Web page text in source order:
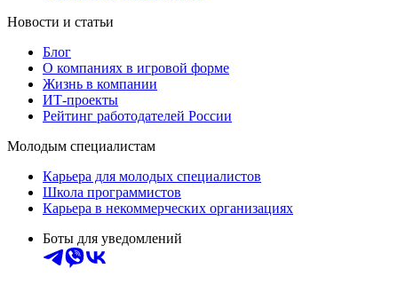
Новости и статьи
Блог
О компаниях в игровой форме
Жизнь в компании
ИТ-проекты
Рейтинг работодателей России
Молодым специалистам
Карьера для молодых специалистов
Школа программистов
Карьера в некоммерческих организациях
Боты для уведомлений